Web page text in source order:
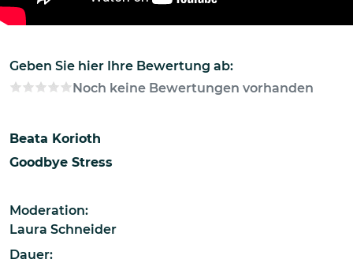
Geben Sie hier Ihre Bewertung ab:
Noch keine Bewertungen vorhanden
Beata Korioth
Goodbye Stress
Moderation:
Laura Schneider
Dauer: